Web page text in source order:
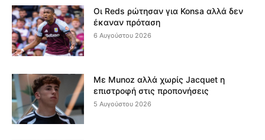
Οι Reds ρώτησαν για Konsa αλλά δεν
έκαναν πρόταση
6 Αυγούστου 2026
Με Munoz αλλά χωρίς Jacquet η
επιστροφή στις προπονήσεις
5 Αυγούστου 2026